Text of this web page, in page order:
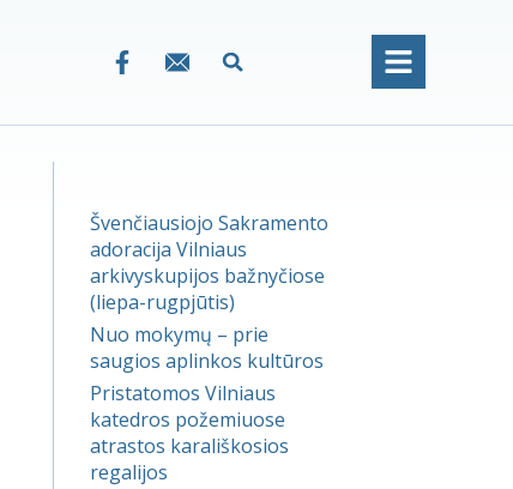
Švenčiausiojo Sakramento
adoracija Vilniaus
arkivyskupijos bažnyčiose
(liepa-rugpjūtis)
Nuo mokymų – prie
saugios aplinkos kultūros
Pristatomos Vilniaus
katedros požemiuose
atrastos karališkosios
regalijos